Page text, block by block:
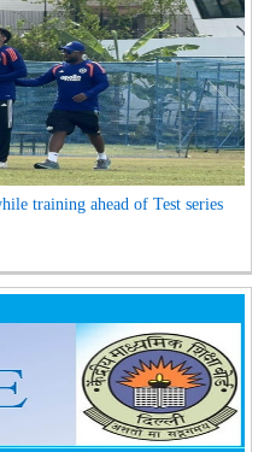
training ahead of Test series